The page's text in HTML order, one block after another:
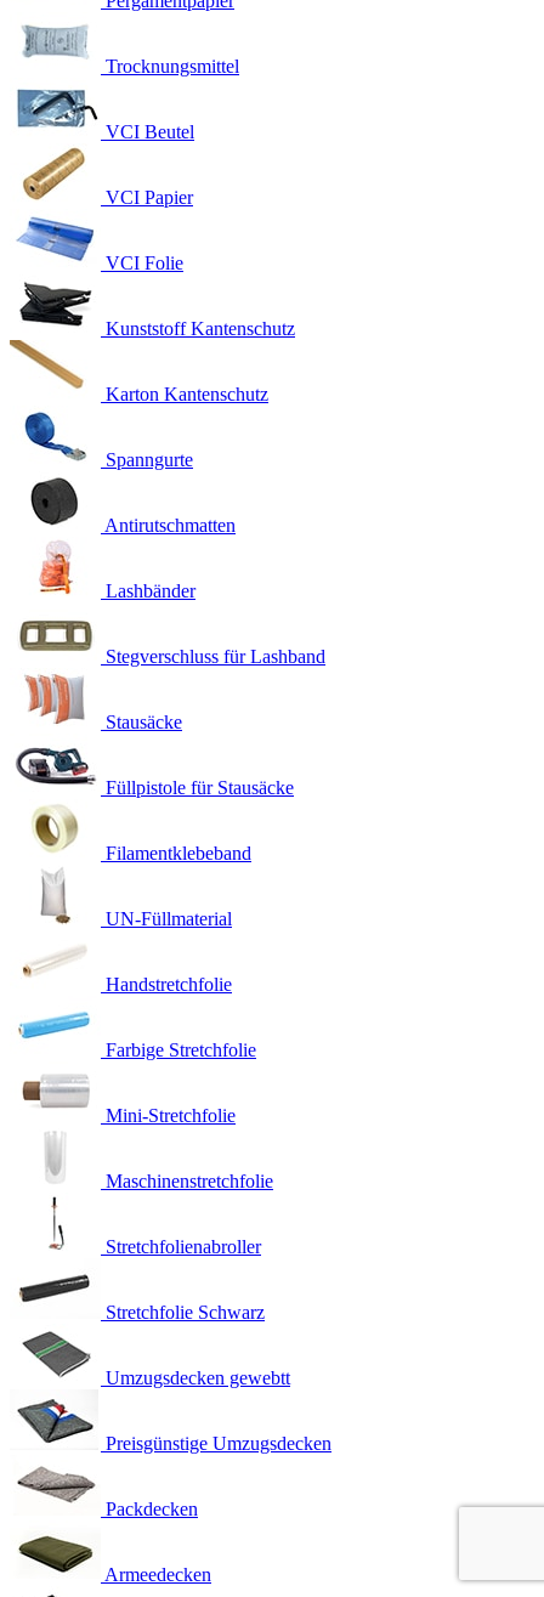
Trocknungsmittel
VCI Beutel
VCI Papier
VCI Folie
Kunststoff Kantenschutz
Karton Kantenschutz
Spanngurte
Antirutschmatten
Lashbänder
Stegverschluss für Lashband
Stausäcke
Füllpistole für Stausäcke
Filamentklebeband
UN-Füllmaterial
Handstretchfolie
Farbige Stretchfolie
Mini-Stretchfolie
Maschinenstretchfolie
Stretchfolienabroller
Stretchfolie Schwarz
Umzugsdecken gewebtt
Preisgünstige Umzugsdecken
Packdecken
Armeedecken